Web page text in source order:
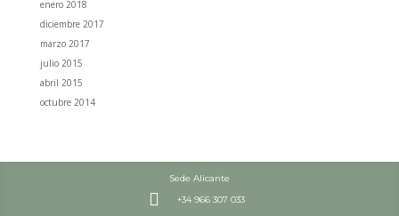
enero 2018
diciembre 2017
marzo 2017
julio 2015
abril 2015
octubre 2014
Sede Alicante

+34 966 307 033